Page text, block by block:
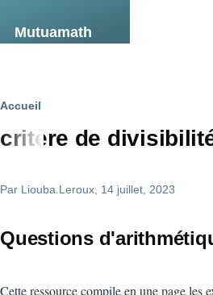
Mutuamath
Fil
d'Ariane
Accueil
critère de
Par Liouba.Leroux , 14 juillet, 2023
Questions
Cette ressource compile en une page les